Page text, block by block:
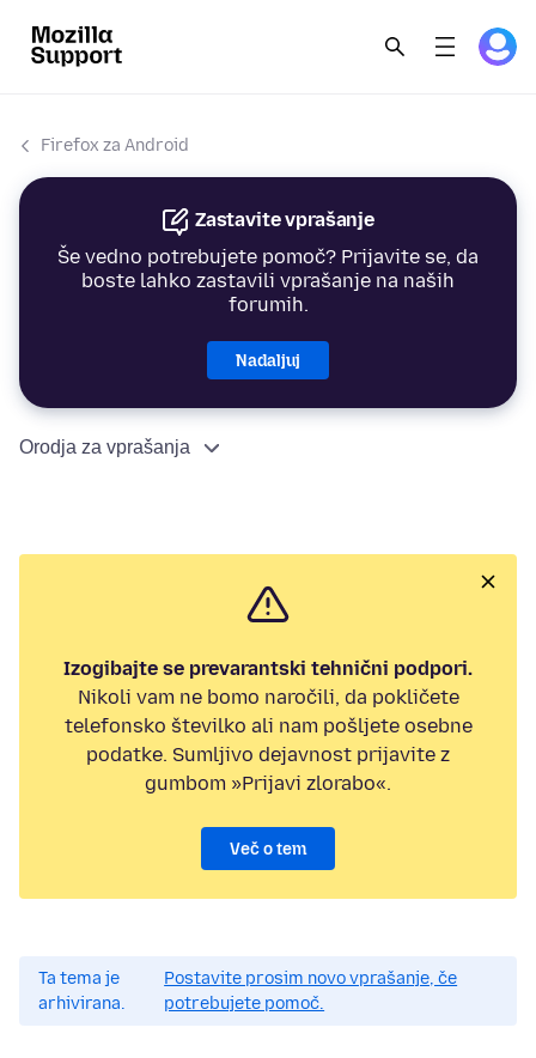
Firefox za Android
Zastavite vprašanje
Še vedno potrebujete pomoč? Prijavite se, da
boste lahko zastavili vprašanje na naših
forumih.
Nadaljuj
Orodja za vprašanja
Izogibajte se prevarantski tehnični podpori.
Nikoli vam ne bomo naročili, da pokličete
telefonsko številko ali nam pošljete osebne
podatke. Sumljivo dejavnost prijavite z
gumbom »Prijavi zlorabo«.
Več o tem
Ta tema je
arhivirana.
Postavite prosim novo vprašanje, če
potrebujete pomoč.